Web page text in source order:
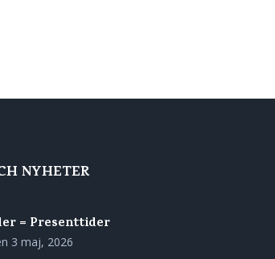
NYHETER
= Presenttider
3 maj, 2026